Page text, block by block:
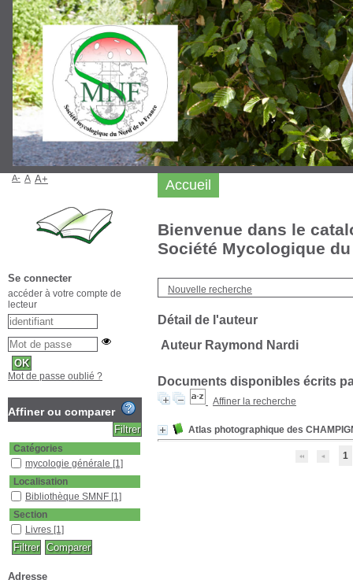
Bienvenue dans le
Société Mycologique
Nouvelle recherche
Détail de l'auteur
Auteur Raymond Nardi
Documents disponibles écrits
Affiner la recherche
Atlas photographique des
1
Accueil
A- A A+
Se connecter
accéder à votre compte de
lecteur
Mot de passe oublié ?
Affiner ou comparer
Catégories
mycologie générale [1]
Localisation
Bibliothèque SMNF [1]
Section
Livres [1]
Adresse